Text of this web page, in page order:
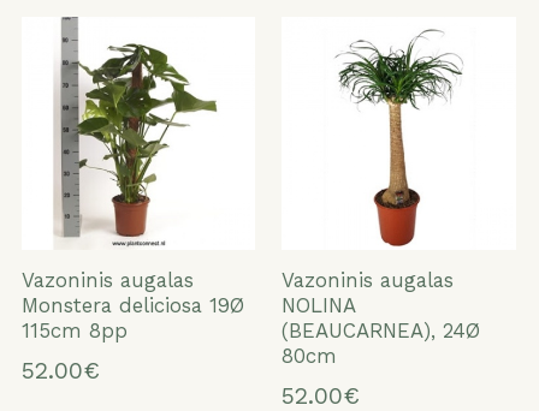
Vazoninis augalas
Monstera deliciosa 19Ø
115cm 8pp
52.00€
Vazoninis augalas
NOLINA
(BEAUCARNEA), 24Ø
80cm
52.00€